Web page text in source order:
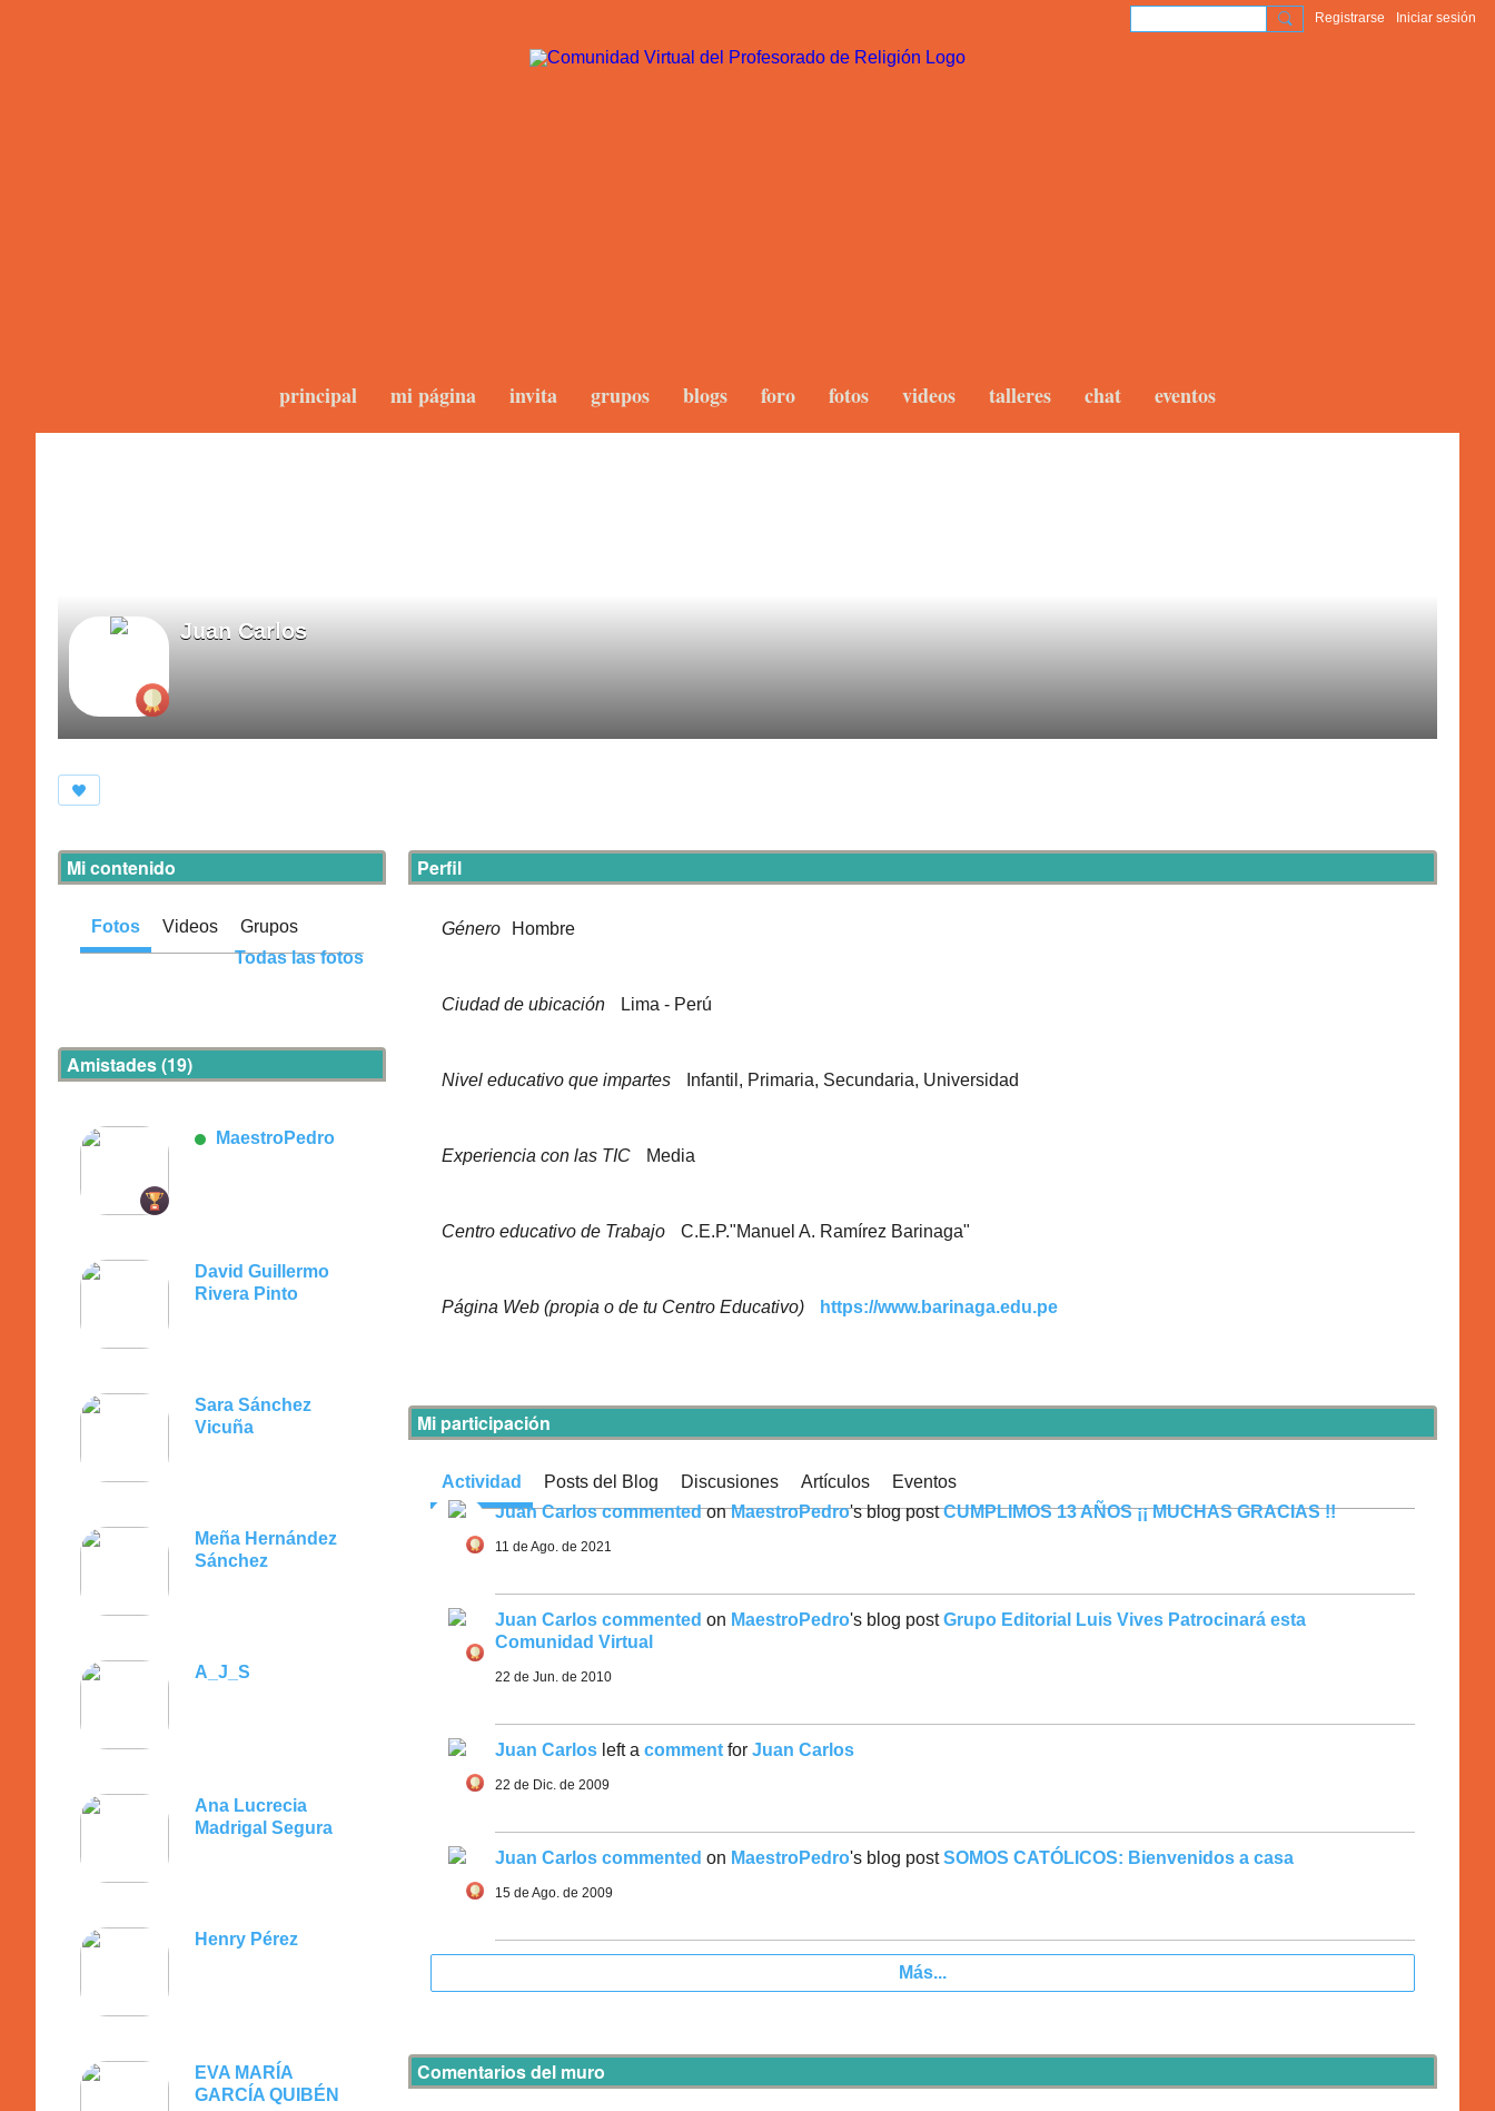
Registrarse Iniciar sesión
principal mi página invita grupos blogs foro fotos videos talleres chat eventos
Juan Carlos
Perfil
Género Hombre
Ciudad de ubicación Lima - Perú
Nivel educativo que impartes Infantil, Primaria, Secundaria, Universidad
Experiencia con las TIC Media
Centro educativo de Trabajo C.E.P."Manuel A. Ramírez Barinaga"
Página Web (propia o de tu Centro Educativo) https://www.barinaga.edu.pe
Mi participación
Actividad Posts del Blog Discusiones Artículos
Eventos
Juan Carlos commentedonMaestroPedro's blog postCUMPLIMOS 13 AÑOS ¡¡ MUCHAS GRACIAS !!
11 de Ago. de 2021
Juan Carlos commented on MaestroPedro's blog postGrupo Editorial Luis Vives Patrocinará esta
Comunidad Virtual
22 de Jun. de 2010
Juan Carlos left a comment for Juan Carlos
22 de Dic. de 2009
Juan Carlos commented on MaestroPedro's blog postSOMOS CATÓLICOS: Bienvenidos a casa
15 de Ago. de 2009
Más...
Comentarios del muro
Mi contenido
Fotos Videos
Grupos
Todas las fotos
Amistades (19)
MaestroPedro
David Guillermo
Rivera Pinto
Sara Sánchez
Vicuña
Meña Hernández
Sánchez
A_J_S
Ana Lucrecia
Madrigal Segura
Henry Pérez
EVA MARÍA
GARCÍA QUIBÉN